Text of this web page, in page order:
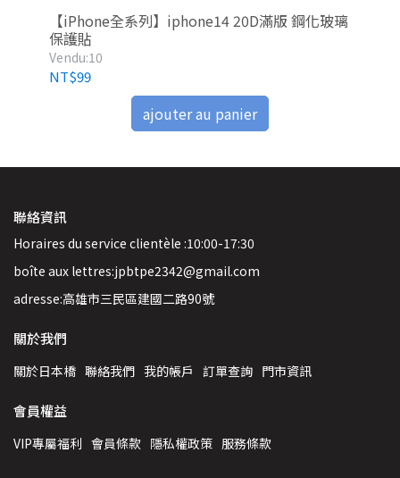
【iPhone全系列】iphone14 20D滿版 鋼化玻璃
保護貼
Vendu:10
NT$99
ajouter au panier
聯絡資訊
Horaires du service clientèle :10:00-17:30
boîte aux lettres:jpbtpe2342@gmail.com
adresse:高雄市三民區建國二路90號
關於我們
關於日本橋 聯絡我們 我的帳戶 訂單查詢 門市資訊
會員權益
VIP專屬福利 會員條款 隱私權政策 服務條款